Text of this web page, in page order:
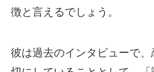
徴と言えるでしょう。
彼は過去のインタビューで